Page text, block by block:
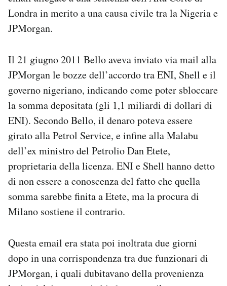
Londra in merito a una causa civile tra la Nigeria e
JPMorgan.
Il 21 giugno 2011 Bello aveva inviato via mail alla
JPMorgan le bozze dell’accordo tra ENI, Shell e il
governo nigeriano, indicando come poter sbloccare
la somma depositata (gli 1,1 miliardi di dollari di
ENI). Secondo Bello, il denaro poteva essere
girato alla Petrol Service, e infine alla Malabu
dell’ex ministro del Petrolio Dan Etete,
proprietaria della licenza. ENI e Shell hanno detto
di non essere a conoscenza del fatto che quella
somma sarebbe finita a Etete, ma la procura di
Milano sostiene il contrario.
Questa email era stata poi inoltrata due giorni
dopo in una corrispondenza tra due funzionari di
JPMorgan, i quali dubitavano della provenienza